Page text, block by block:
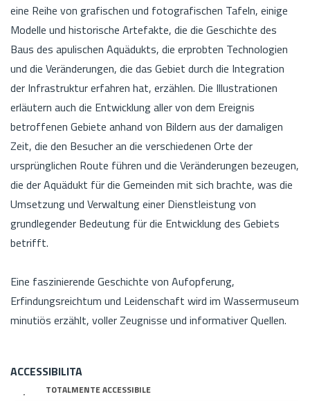
eine Reihe von grafischen und fotografischen Tafeln, einige
Modelle und historische Artefakte, die die Geschichte des
Baus des apulischen Aquädukts, die erprobten Technologien
und die Veränderungen, die das Gebiet durch die Integration
der Infrastruktur erfahren hat, erzählen. Die Illustrationen
erläutern auch die Entwicklung aller von dem Ereignis
betroffenen Gebiete anhand von Bildern aus der damaligen
Zeit, die den Besucher an die verschiedenen Orte der
ursprünglichen Route führen und die Veränderungen bezeugen,
die der Aquädukt für die Gemeinden mit sich brachte, was die
Umsetzung und Verwaltung einer Dienstleistung von
grundlegender Bedeutung für die Entwicklung des Gebiets
betrifft.
Eine faszinierende Geschichte von Aufopferung,
Erfindungsreichtum und Leidenschaft wird im Wassermuseum
minutiös erzählt, voller Zeugnisse und informativer Quellen.
ACCESSIBILITA
TOTALMENTE ACCESSIBILE